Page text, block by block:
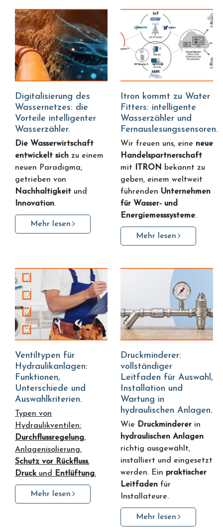
Digitalisierung des
Wassernetzes: die
Vorteile intelligenter
Wasserzähler.
Die Wasserwirtschaft
entwickelt sich zu einem
neuen Paradigma,
getrieben von
Nachhaltigkeit und
Innovation.
Mehr lesen
Itron kommt zu Water
Fitters: intelligente
Wasserzähler und
Fernauslesungssensoren.
Wir freuen uns, eine neue
Handelspartnerschaft
mit ITRON bekannt zu
geben, einem weltweit
führenden Unternehmen
für Wasser- und
Energiemesssysteme.
Mehr lesen
Ventiltypen für
Hydraulikanlagen:
Funktionen,
Unterschiede und
Auswahlkriterien.
Typen von
Hydraulikventilen:
Durchflussregelung,
Anlagenisolierung,
Schutz vor Rückfluss,
Druck und Entlüftung.
Mehr lesen
Druckminderer:
vollständiger
Leitfaden für Auswahl,
Installation und
Wartung in
hydraulischen Anlagen.
Wie Druckminderer in
hydraulischen Anlagen
richtig ausgewählt,
installiert und eingesetzt
werden. Ein praktischer
Leitfaden für
Installateure.
Mehr lesen